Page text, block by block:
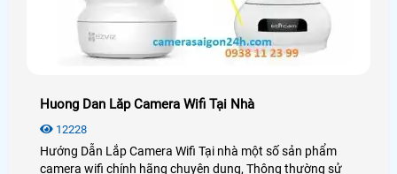
Huong Dan Lăp Camera Wifi Tại Nhà
12228
Hướng Dẫn Lắp Camera Wifi Tại nhà một số sản phẩm
camera wifi chính hãng chuyên dụng, Thông thường sử